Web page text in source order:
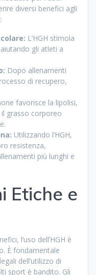
diversi benefici agli
L’HGH stimola
gli atleti a
Dopo allenamenti
di recupero,
favorisce la lipolisi,
grasso corporeo
Utilizzando l’HGH,
resistenza,
più lunghi e
Etiche e
l’uso dell’HGH è
È fondamentale
dell’utilizzo di
sport è bandito. Gli